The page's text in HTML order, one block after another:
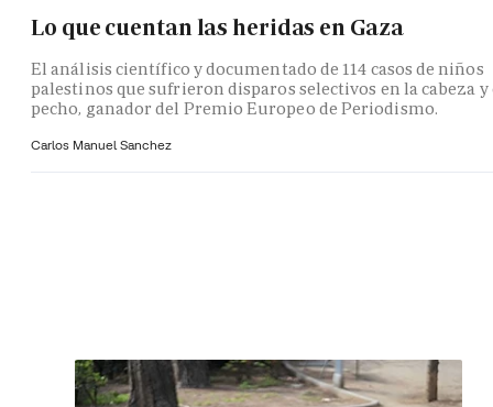
Lo que cuentan las heridas en Gaza
El análisis científico y documentado de 114 casos de niños
palestinos que sufrieron disparos selectivos en la cabeza y
pecho, ganador del Premio Europeo de Periodismo.
Carlos Manuel Sanchez